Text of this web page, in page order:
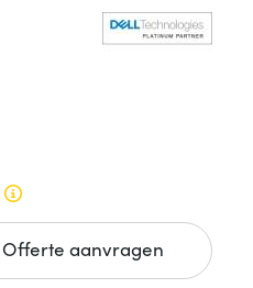
Offerte aanvragen